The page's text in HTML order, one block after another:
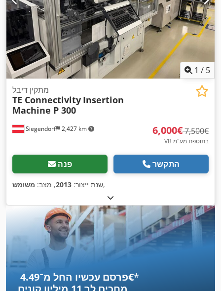
1 / 5
Siegendorf 2,427 km
מתקין דיבל
TE Connectivity Insertion
Machine P 300
‏6,000 ‏€ ‏7,500 ‏€
VB בתוספת מע"מ
פנה התקשר
שנת ייצור: 2013, מצב: משומש ,
פרסם עכשיו החל מ־‏4.49 ‏€*